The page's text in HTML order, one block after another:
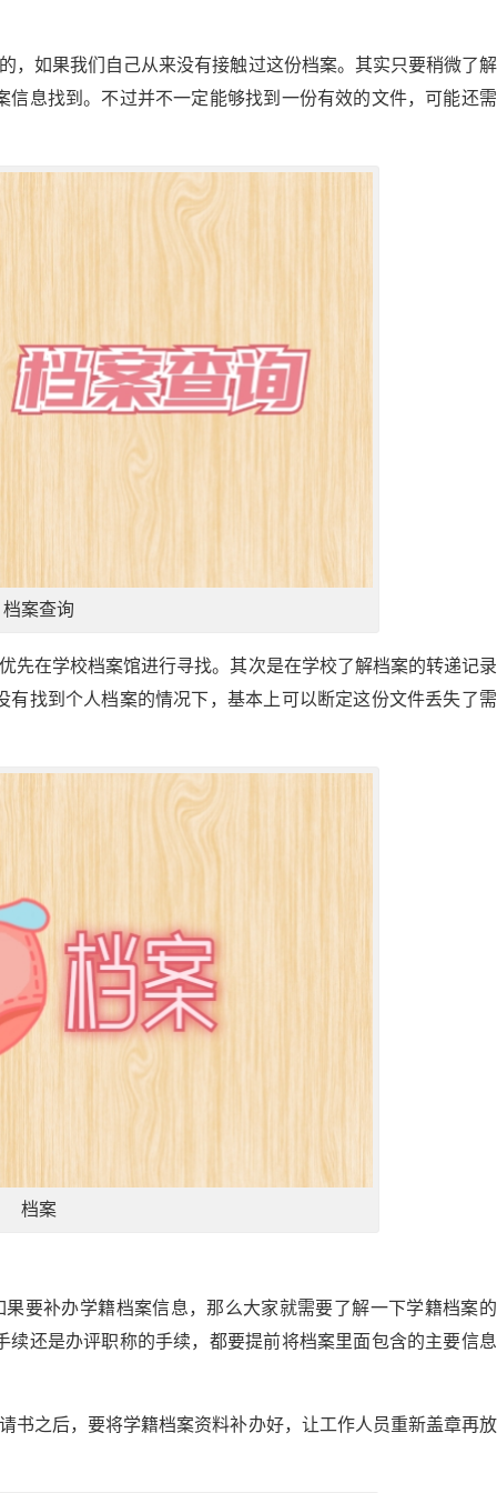
，如果我们自己从来没有接触过这份档案。其实只要稍微了
息找到。不过并不一定能够找到一份有效的文件，可能还
档案查询
先在学校档案馆进行寻找。其次是在学校了解档案的转递记
找到个人档案的情况下，基本上可以断定这份文件丢失了
档案
要补办学籍档案信息，那么大家就需要了解一下学籍档案
还是办评职称的手续，都要提前将档案里面包含的主要信
书之后，要将学籍档案资料补办好，让工作人员重新盖章再